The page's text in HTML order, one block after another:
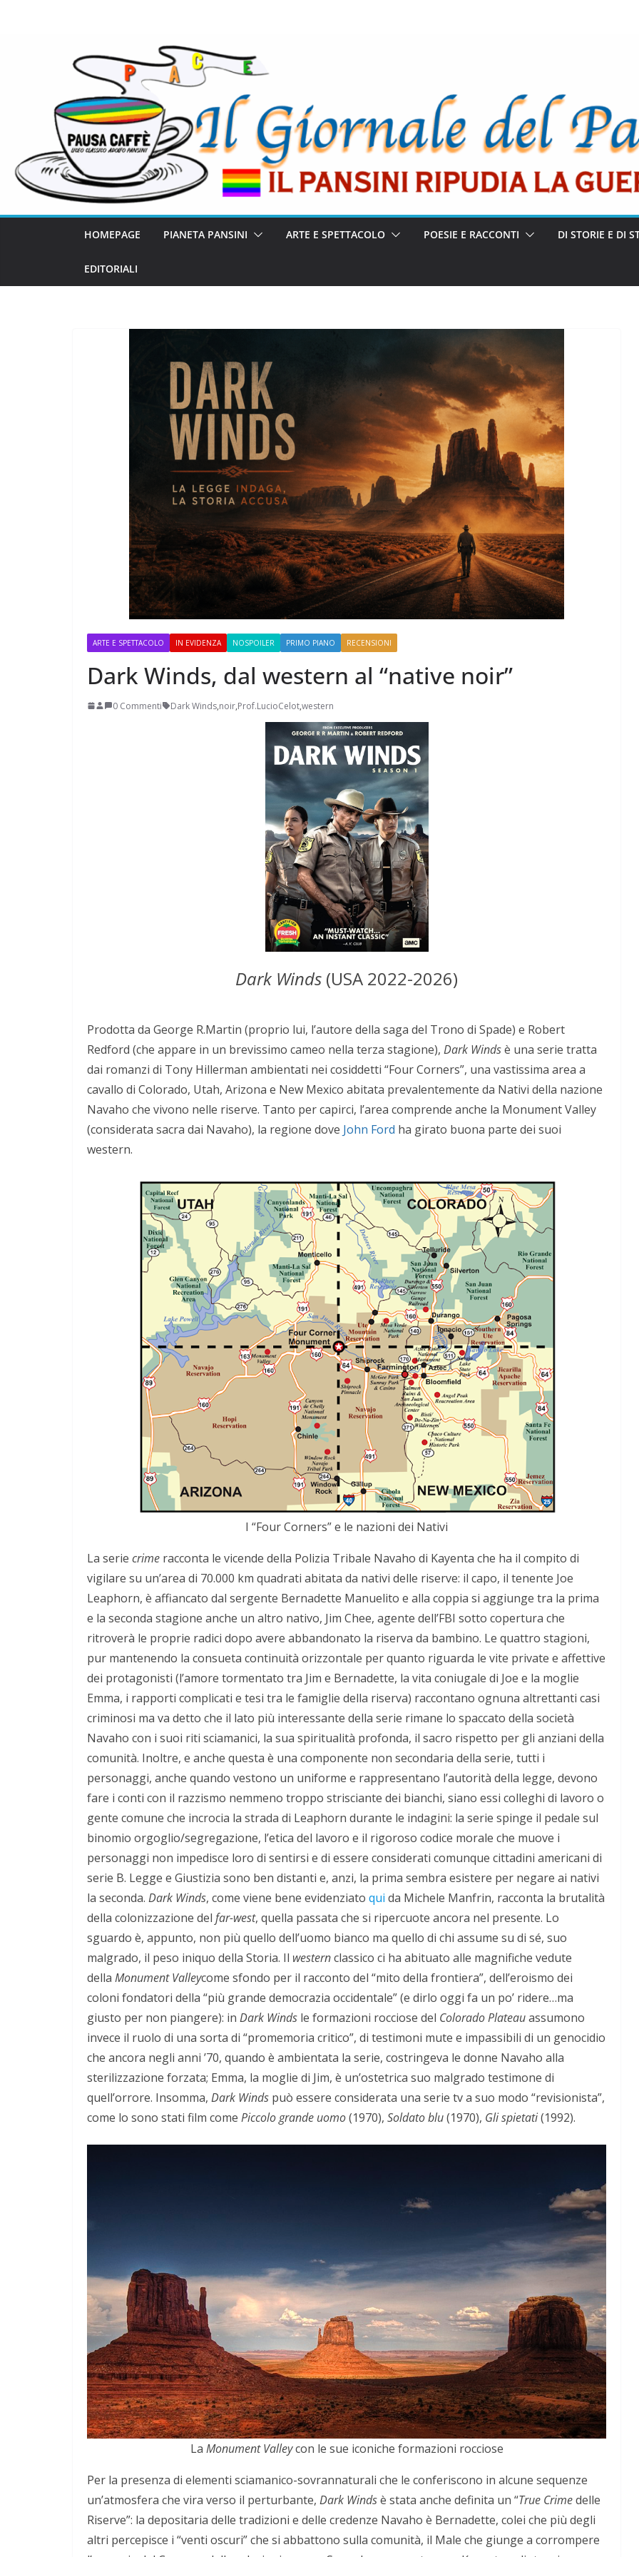
HOMEPAGE PIANETA PANSINI ARTE E SPETTACOLO POESIE E RACCONTI DI STORIE E DI
EDITORIALI
ARTE E SPETTACOLO IN EVIDENZA NOSPOILER PRIMO PIANO RECENSIONI
Dark Winds, dal western al “native noir”
0 Commenti Dark Winds,noir,Prof.LucioCelot,western
Dark Winds (USA 2022-2026)
Prodotta da George R.Martin (proprio lui, l’autore della saga del Trono di Spade) e Robert
Redford (che appare in un brevissimo cameo nella terza stagione), Dark Windsè una serie tratta
dai romanzi di Tony Hillerman ambientati nei cosiddetti “Four Corners”, una vastissima area a
cavallo di Colorado, Utah, Arizona e New Mexico abitata prevalentemente da Nativi della nazione
Navaho che vivono nelle riserve. Tanto per capirci, l’area comprende anche la Monument Valley
(considerata sacra dai Navaho), la regione dove John Ford ha girato buona parte dei suoi
western.
I “Four Corners” e le nazioni dei Nativi
La serie crime racconta le vicende della Polizia Tribale Navaho di Kayenta che ha il compito di
vigilare su un’area di 70.000 km quadrati abitata da nativi delle riserve: il capo, il tenente Joe
Leaphorn, è affiancato dal sergente Bernadette Manuelito e alla coppia si aggiunge tra la prima
e la seconda stagione anche un altro nativo, Jim Chee, agente dell’FBI sotto copertura che
ritroverà le proprie radici dopo avere abbandonato la riserva da bambino. Le quattro stagioni,
pur mantenendo la consueta continuità orizzontale per quanto riguarda le vite private e affettive
dei protagonisti (l’amore tormentato tra Jim e Bernadette, la vita coniugale di Joe e la moglie
Emma, i rapporti complicati e tesi tra le famiglie della riserva) raccontano ognuna altrettanti casi
criminosi ma va detto che il lato più interessante della serie rimane lo spaccato della società
Navaho con i suoi riti sciamanici, la sua spiritualità profonda, il sacro rispetto per gli anziani della
comunità. Inoltre, e anche questa è una componente non secondaria della serie, tutti i
personaggi, anche quando vestono un uniforme e rappresentano l’autorità della legge, devono
fare i conti con il razzismo nemmeno troppo strisciante dei bianchi, siano essi colleghi di lavoro o
gente comune che incrocia la strada di Leaphorn durante le indagini: la serie spinge il pedale sul
binomio orgoglio/segregazione, l’etica del lavoro e il rigoroso codice morale che muove i
personaggi non impedisce loro di sentirsi e di essere considerati comunque cittadini americani di
serie B. Legge e Giustizia sono ben distanti e, anzi, la prima sembra esistere per negare ai nativi
la seconda. Dark Winds, come viene bene evidenziato qui da Michele Manfrin, racconta la brutalità
della colonizzazione del far-west, quella passata che si ripercuote ancora nel presente. Lo
sguardo è, appunto, non più quello dell’uomo bianco ma quello di chi assume su di sé, suo
malgrado, il peso iniquo della Storia. Il westernclassico ci ha abituato alle magnifiche vedute
della Monument Valleycome sfondo per il racconto del “mito della frontiera”, dell’eroismo dei
coloni fondatori della “più grande democrazia occidentale” (e dirlo oggi fa un po’ ridere…ma
giusto per non piangere): in Dark Winds le formazioni rocciose del Colorado Plateauassumono
invece il ruolo di una sorta di “promemoria critico”, di testimoni mute e impassibili di un genocidio
che ancora negli anni ’70, quando è ambientata la serie, costringeva le donne Navaho alla
sterilizzazione forzata; Emma, la moglie di Jim, è un’ostetrica suo malgrado testimone di
quell’orrore. Insomma, Dark Winds può essere considerata una serie tv a suo modo “revisionista”,
come lo sono stati film come Piccolo grande uomo(1970), Soldato blu(1970), Gli spietati(1992).
La Monument Valleycon le sue iconiche formazioni rocciose
Per la presenza di elementi sciamanico-sovrannaturali che le conferiscono in alcune sequenze
un’atmosfera che vira verso il perturbante, Dark Windsè stata anche definita un “True Crimedelle
Riserve”: la depositaria delle tradizioni e delle credenze Navaho è Bernadette, colei che più degli
altri percepisce i “venti oscuri” che si abbattono sulla comunità, il Male che giunge a corrompere
Incontro sul referendum per la riforma della
magistratura
L’ANNO DEI CINECOMICS: 2026 TRA FILM E
SERIE TV
Perle dei prof #57
Napoli: una città indifferente che vive nella
straordinarietà
ApocalypseVietnam #7: Storia di una foto: “Rough
Justice on a Saigon Street”